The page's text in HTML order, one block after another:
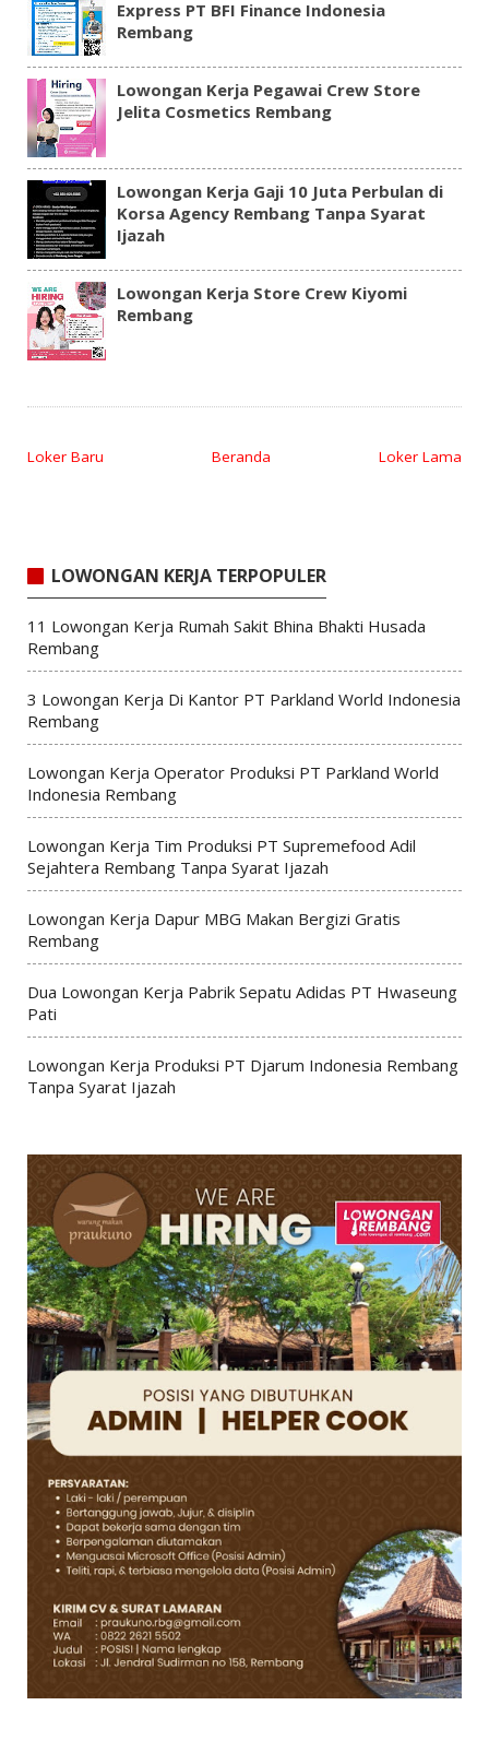
Express PT BFI Finance Indonesia
Rembang
Lowongan Kerja Pegawai Crew Store
Jelita Cosmetics Rembang
Lowongan Kerja Gaji 10 Juta Perbulan di
Korsa Agency Rembang Tanpa Syarat
Ijazah
Lowongan Kerja Store Crew Kiyomi
Rembang
Loker Baru Loker Lama
Beranda
LOWONGAN KERJA TERPOPULER
11 Lowongan Kerja Rumah Sakit Bhina Bhakti Husada
Rembang
3 Lowongan Kerja Di Kantor PT Parkland World Indonesia
Rembang
Lowongan Kerja Operator Produksi PT Parkland World
Indonesia Rembang
Lowongan Kerja Tim Produksi PT Supremefood Adil
Sejahtera Rembang Tanpa Syarat Ijazah
Lowongan Kerja Dapur MBG Makan Bergizi Gratis
Rembang
Dua Lowongan Kerja Pabrik Sepatu Adidas PT Hwaseung
Pati
Lowongan Kerja Produksi PT Djarum Indonesia Rembang
Tanpa Syarat Ijazah